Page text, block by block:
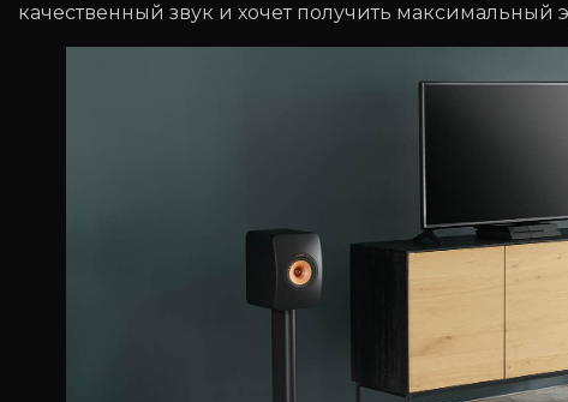
качественный звук и хочет получить